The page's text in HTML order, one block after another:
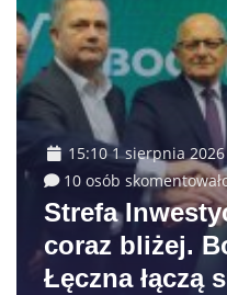
15:10 1 sierpnia 2026
10 osób
Strefa
coraz bliżej.
Łęczna łączą